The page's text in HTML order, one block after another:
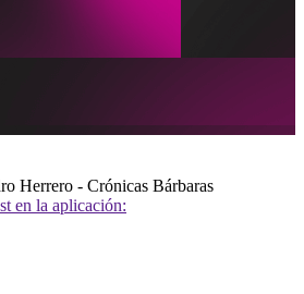
Herrero - Crónicas Bárbaras
en la aplicación: